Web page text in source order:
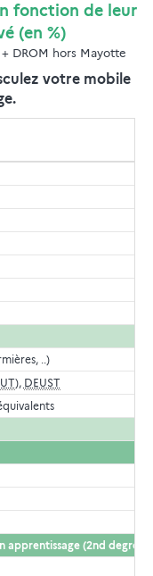
fonction de leur
(en %)
DROM hors Mayotte
votre mobile
..)
), DEUST
(2nd degré)